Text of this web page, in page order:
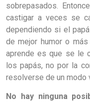
sobrepasados.
castigar a veces se
dependiendo si el
de mejor humor o
aprende es que se le
los papás, no por la
resolverse de un modo
No hay ninguna